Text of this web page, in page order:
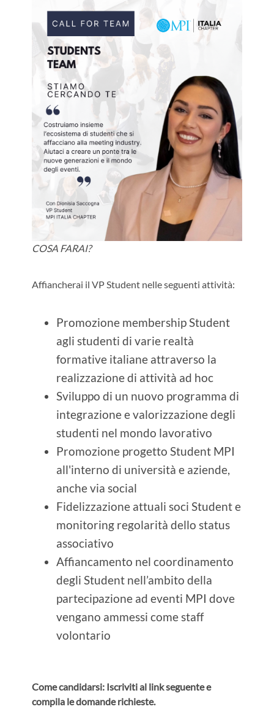
COSA FARAI?
Affiancherai il VP Student nelle seguenti attività:
Promozione membership Student
agli studenti di varie realtà
formative italiane attraverso la
realizzazione di attività ad hoc
Sviluppo di un nuovo programma di
integrazione e valorizzazione degli
studenti nel mondo lavorativo
Promozione progetto Student MPI
all'interno di università e aziende,
anche via social
Fidelizzazione attuali soci Student e
monitoring regolarità dello status
associativo
Affiancamento nel coordinamento
degli Student nell’ambito della
partecipazione ad eventi MPI dove
vengano ammessi come staff
volontario
Come candidarsi: Iscriviti al link seguente e
compila le domande richieste.